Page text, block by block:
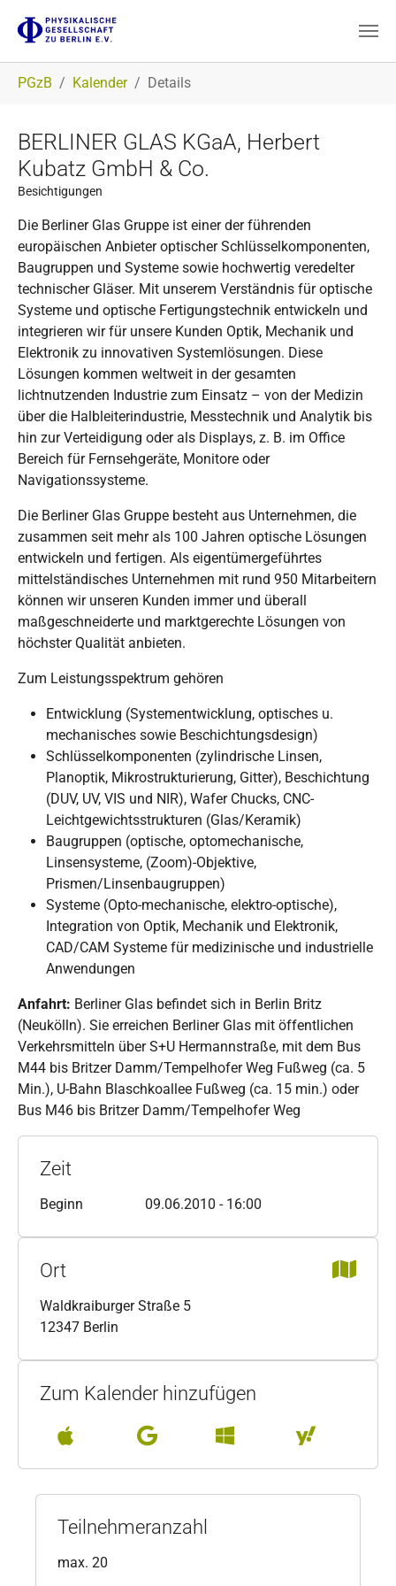
PGzB Kalender Details
BERLINER GLAS KGaA, Herbert
Kubatz GmbH & Co.
Besichtigungen
Die Berliner Glas Gruppe ist einer der führenden
europäischen Anbieter optischer Schlüsselkomponenten,
Baugruppen und Systeme sowie hochwertig veredelter
technischer Gläser. Mit unserem Verständnis für optische
Systeme und optische Fertigungstechnik entwickeln und
integrieren wir für unsere Kunden Optik, Mechanik und
Elektronik zu innovativen Systemlösungen. Diese
Lösungen kommen weltweit in der gesamten
lichtnutzenden Industrie zum Einsatz – von der Medizin
über die Halbleiterindustrie, Messtechnik und Analytik bis
hin zur Verteidigung oder als Displays, z. B. im Office
Bereich für Fernsehgeräte, Monitore oder
Navigationssysteme.
Die Berliner Glas Gruppe besteht aus Unternehmen, die
zusammen seit mehr als 100 Jahren optische Lösungen
entwickeln und fertigen. Als eigentümergeführtes
mittelständisches Unternehmen mit rund 950 Mitarbeitern
können wir unseren Kunden immer und überall
maßgeschneiderte und marktgerechte Lösungen von
höchster Qualität anbieten.
Zum Leistungsspektrum gehören
Entwicklung (Systementwicklung, optisches u.
mechanisches sowie Beschichtungsdesign)
Schlüsselkomponenten (zylindrische Linsen,
Planoptik, Mikrostrukturierung, Gitter), Beschichtung
(DUV, UV, VIS und NIR), Wafer Chucks, CNC-
Leichtgewichtsstrukturen (Glas/Keramik)
Baugruppen (optische, optomechanische,
Linsensysteme, (Zoom)-Objektive,
Prismen/Linsenbaugruppen)
Systeme (Opto-mechanische, elektro-optische),
Integration von Optik, Mechanik und Elektronik,
CAD/CAM Systeme für medizinische und industrielle
Anwendungen
Anfahrt: Berliner Glas befindet sich in Berlin Britz
(Neukölln). Sie erreichen Berliner Glas mit öffentlichen
Verkehrsmitteln über S+U Hermannstraße, mit dem Bus
M44 bis Britzer Damm/Tempelhofer Weg Fußweg (ca. 5
Min.), U-Bahn Blaschkoallee Fußweg (ca. 15 min.) oder
Bus M46 bis Britzer Damm/Tempelhofer Weg
Zeit
Beginn 09.06.2010 - 16:00
Ort
Waldkraiburger Straße 5
12347 Berlin
Zum Kalender hinzufügen
Teilnehmeranzahl
max. 20